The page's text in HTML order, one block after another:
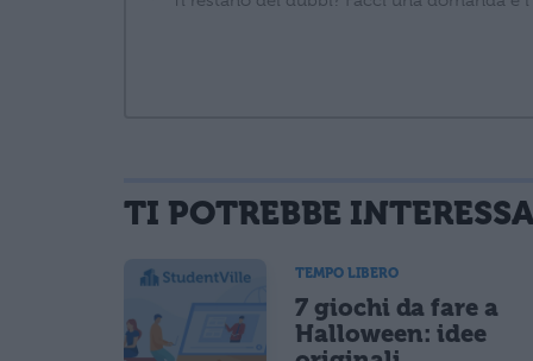
informativa privacy
. Pubblicando questo commento dai il consenso
Ho letto e acconsento l' informativa sulla privacy
Acconsento all'uso dei miei dati da parte di terzi per
CONFERMA E PUBBLICA
TI POTREBBE
TEMPO LIBERO
7 giochi da fare a
Halloween: idee